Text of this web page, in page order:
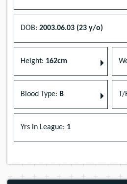
DOB: 2003.06.03 (23 y/o)
Height: 162cm
Blood Type: B T/
Yrs in League: 1